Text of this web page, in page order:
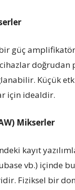
güç
doğrudan
Küçük
için idealdir.
Mikserler
kayıt
vb.) içinde
Fiziksel bir